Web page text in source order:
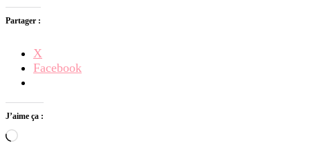
Partager :
X
Facebook
J’aime ça :
Chargement…